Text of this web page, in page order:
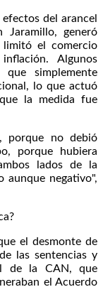
del arancel
Jaramillo, generó
limitó el comercio
Algunos
simplemente
lo que actuó
la medida fue
porque no debió
porque hubiera
lados de la
aunque negativo",
el desmonte de
las sentencias y
de la CAN, que
el Acuerdo